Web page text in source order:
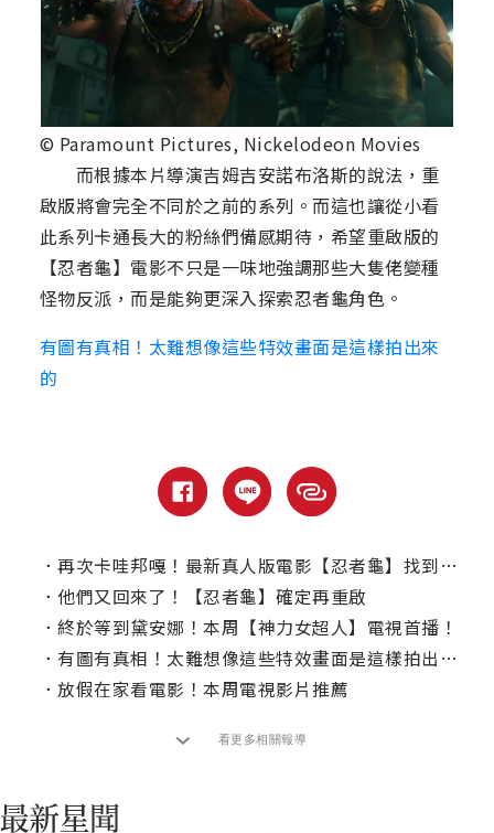
© Paramount Pictures, Nickelodeon Movies
而根據本片導演吉姆吉安諾布洛斯的說法，重
啟版將會完全不同於之前的系列。而這也讓從小看
此系列卡通長大的粉絲們備感期待，希望重啟版的
【忍者龜】電影不只是一味地強調那些大隻佬變種
怪物反派，而是能夠更深入探索忍者龜角色。
有圖有真相！太難想像這些特效畫面是這樣拍出來
的
． 再次卡哇邦嘎！最新真人版電影【忍者龜】找到編劇了
． 他們又回來了！【忍者龜】確定再重啟
． 終於等到黛安娜！本周【神力女超人】電視首播！
． 有圖有真相！太難想像這些特效畫面是這樣拍出來的
． 放假在家看電影！本周電視影片推薦
看更多相關報導